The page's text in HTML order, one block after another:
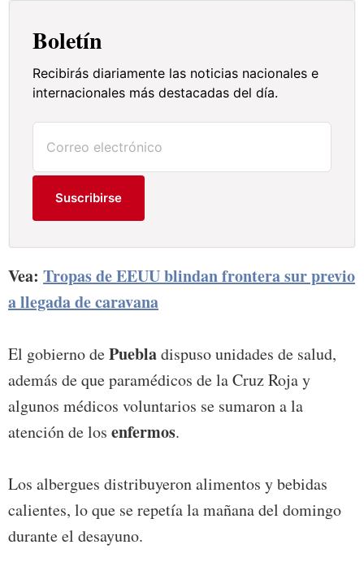
Boletín
Recibirás diariamente las noticias nacionales e
internacionales más destacadas del día.
Suscribirse
Vea: Tropas de EEUU blindan frontera sur previo
a llegada de caravana
El gobierno dePuebladispuso unidades de salud,
además de que paramédicos de la Cruz Roja y
algunos médicos voluntarios se sumaron a la
atención de los enfermos.
Los albergues distribuyeron alimentos y bebidas
calientes, lo que se repetía la mañana del domingo
durante el desayuno.